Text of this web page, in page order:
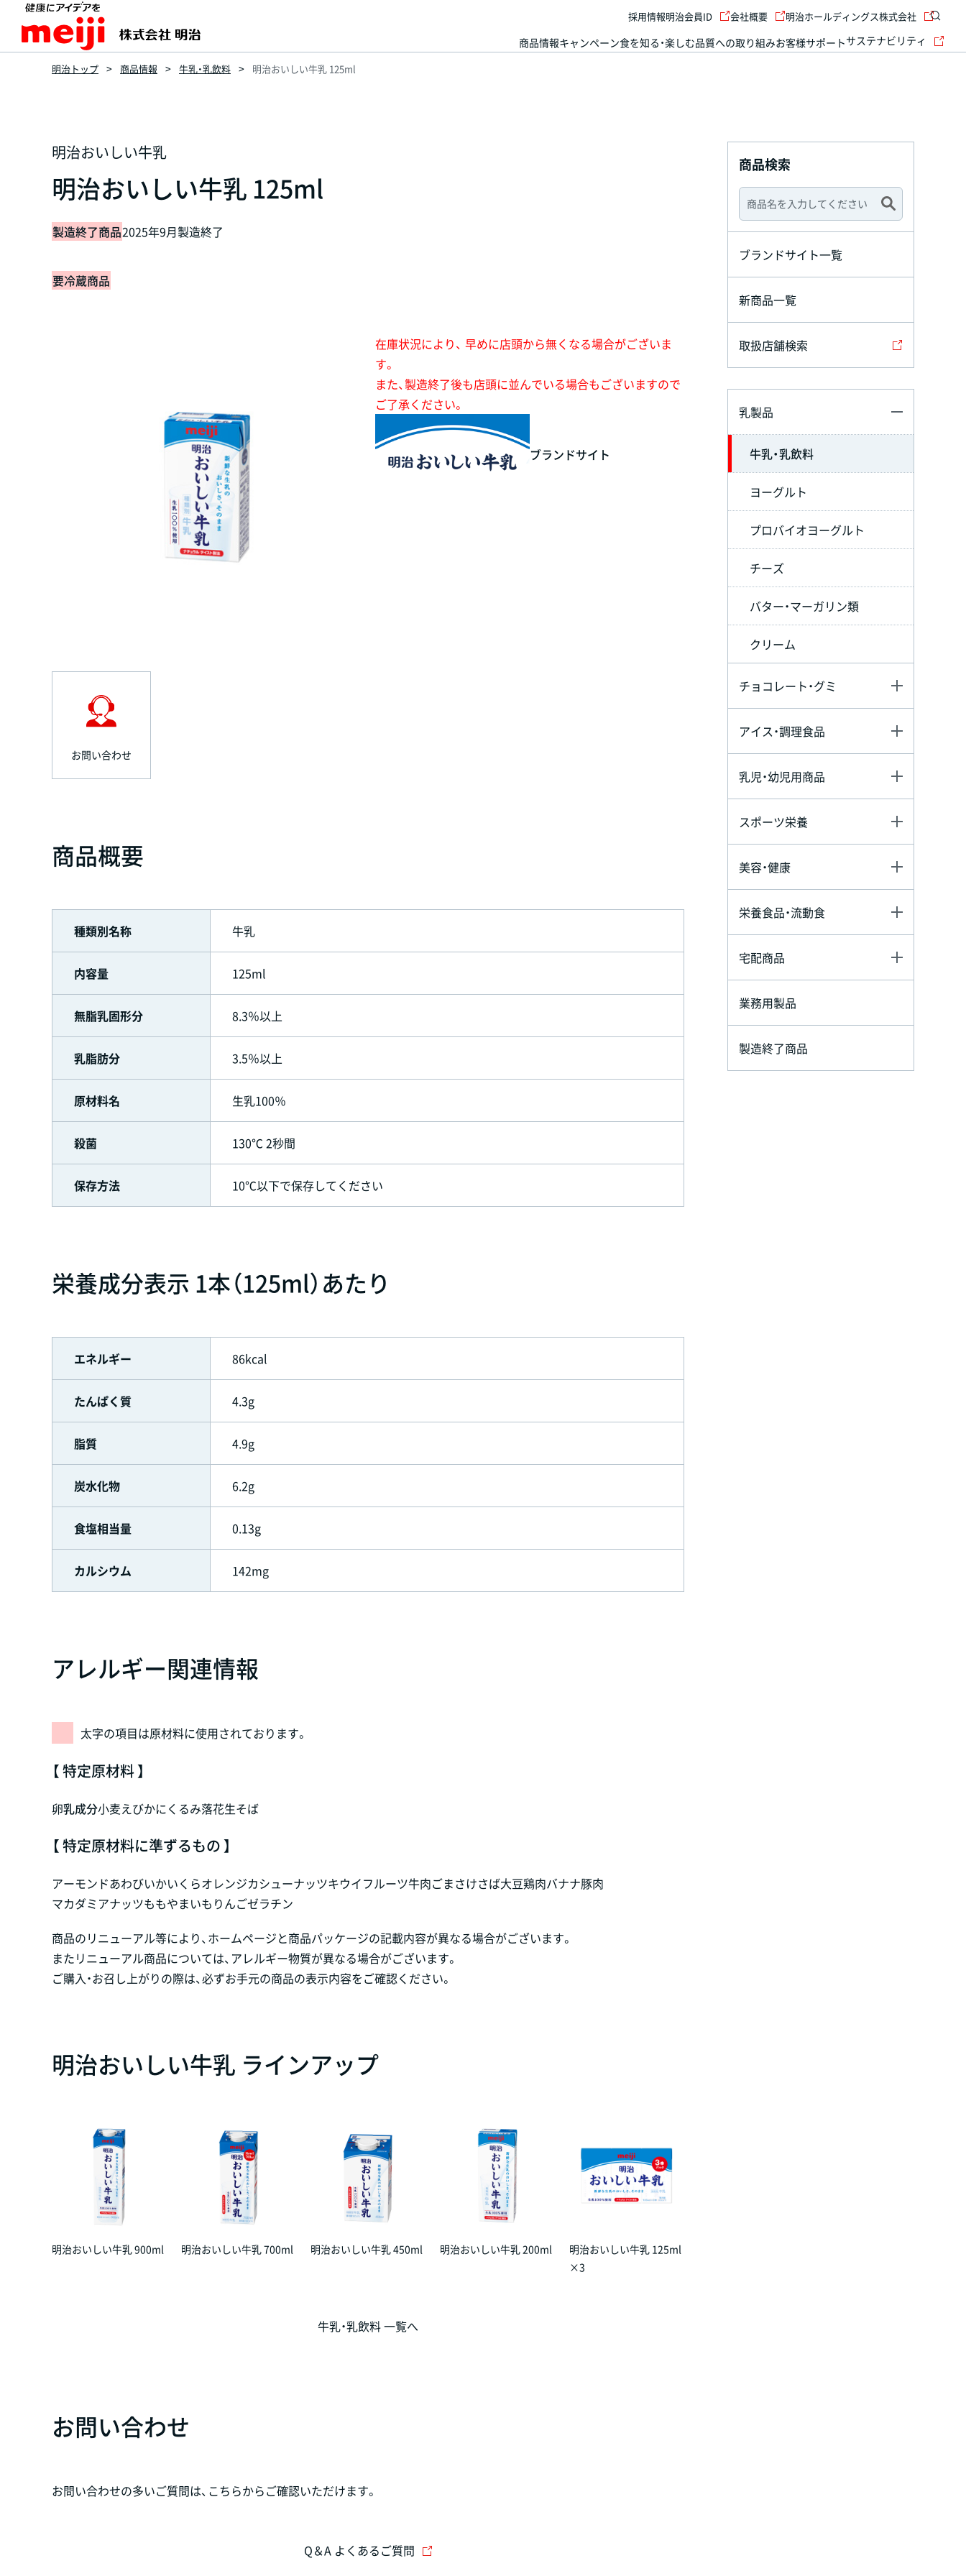
商品情報キャンペーン食を知る・楽しむ品質への取り組みお客様サポートサステナビリティ
採用情報明治会員ID 会社概要 明治ホールディングス株式会社
明治トップ 商品情報 牛乳・乳飲料 明治おいしい牛乳 125ml
明治おいしい牛乳
明治おいしい牛乳 125ml
製造終了商品2025年9月製造終了
要冷蔵商品
在庫状況により、 早めに店頭から無くなる場合がございま
す。
また、製造終了後も店頭に並んでいる場合もございますので
ご了承ください。
ブランドサイト
お問い合わせ
商品概要
種類別名称 牛乳
内容量 125ml
無脂乳固形分 8.3％以上
乳脂肪分 3.5％以上
原材料名 生乳100％
殺菌 130℃ 2秒間
保存方法 10℃以下で保存してください
栄養成分表示 1本（125ml）あたり
エネルギー 86kcal
たんぱく質 4.3g
脂質 4.9g
炭水化物 6.2g
食塩相当量 0.13g
カルシウム 142mg
アレルギー関連情報
太字の項目は原材料に使用されております。
【 特定原材料 】
卵乳成分小麦えびかにくるみ落花生そば
【 特定原材料に準ずるもの 】
アーモンドあわびいかいくらオレンジカシューナッツキウイフルーツ牛肉ごまさけさば大豆鶏肉バナナ豚肉
マカダミアナッツももやまいも りんごゼラチン
商品のリニューアル等により、ホームページと商品パッケージの記載内容が異なる場合がございます。
またリニューアル商品については、アレルギー物質が異なる場合がございます。
ご購入・お召し上がりの際は、必ずお手元の商品の表示内容をご確認ください。
明治おいしい牛乳 ラインアップ
明治おいしい牛乳 900ml 明治おいしい牛乳 700ml 明治おいしい牛乳 450ml 明治おいしい牛乳 200ml
明治おいしい牛乳 125ml
×3
牛乳・乳飲料 一覧へ
お問い合わせ
お問い合わせの多いご質問は、こちらからご確認いただけます。
Q＆A よくあるご質問
商品検索
ブランドサイト一覧
新商品一覧
取扱店舗検索
乳製品
牛乳・乳飲料
ヨーグルト
プロバイオヨーグルト
チーズ
バター・マーガリン類
クリーム
チョコレート・グミ
アイス・調理食品
乳児・幼児用商品
スポーツ栄養
美容・健康
栄養食品・流動食
宅配商品
業務用製品
製造終了商品